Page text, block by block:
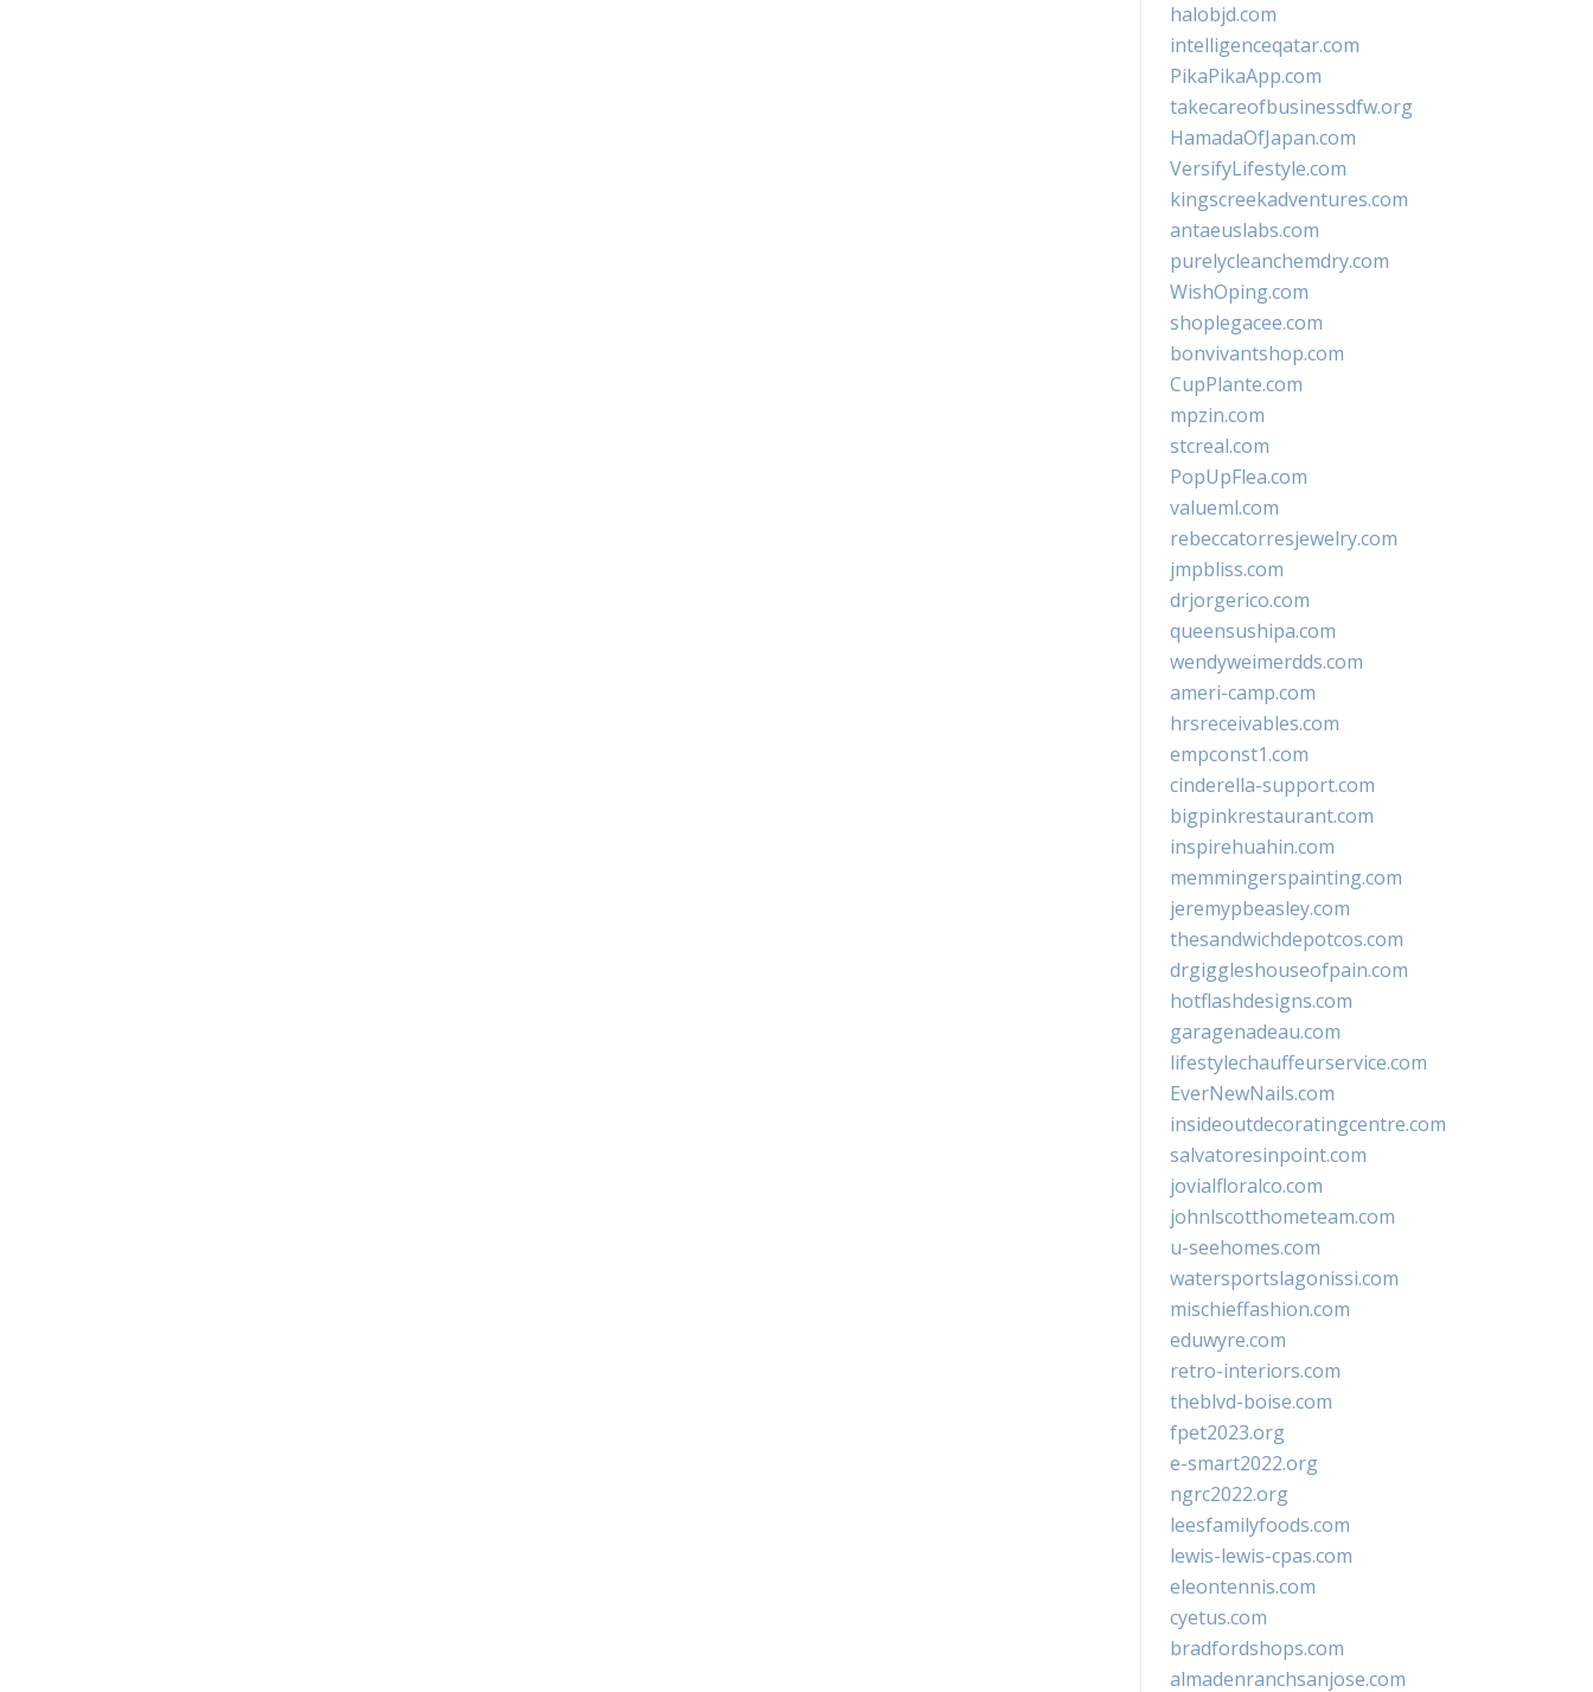
halobjd.com
intelligenceqatar.com
PikaPikaApp.com
takecareofbusinessdfw.org
HamadaOfJapan.com
VersifyLifestyle.com
kingscreekadventures.com
antaeuslabs.com
purelycleanchemdry.com
WishOping.com
shoplegacee.com
bonvivantshop.com
CupPlante.com
mpzin.com
stcreal.com
PopUpFlea.com
valueml.com
rebeccatorresjewelry.com
jmpbliss.com
drjorgerico.com
queensushipa.com
wendyweimerdds.com
ameri-camp.com
hrsreceivables.com
empconst1.com
cinderella-support.com
bigpinkrestaurant.com
inspirehuahin.com
memmingerspainting.com
jeremypbeasley.com
thesandwichdepotcos.com
drgiggleshouseofpain.com
hotflashdesigns.com
garagenadeau.com
lifestylechauffeurservice.com
EverNewNails.com
insideoutdecoratingcentre.com
salvatoresinpoint.com
jovialfloralco.com
johnlscotthometeam.com
u-seehomes.com
watersportslagonissi.com
mischieffashion.com
eduwyre.com
retro-interiors.com
theblvd-boise.com
fpet2023.org
e-smart2022.org
ngrc2022.org
leesfamilyfoods.com
lewis-lewis-cpas.com
eleontennis.com
cyetus.com
bradfordshops.com
almadenranchsanjose.com